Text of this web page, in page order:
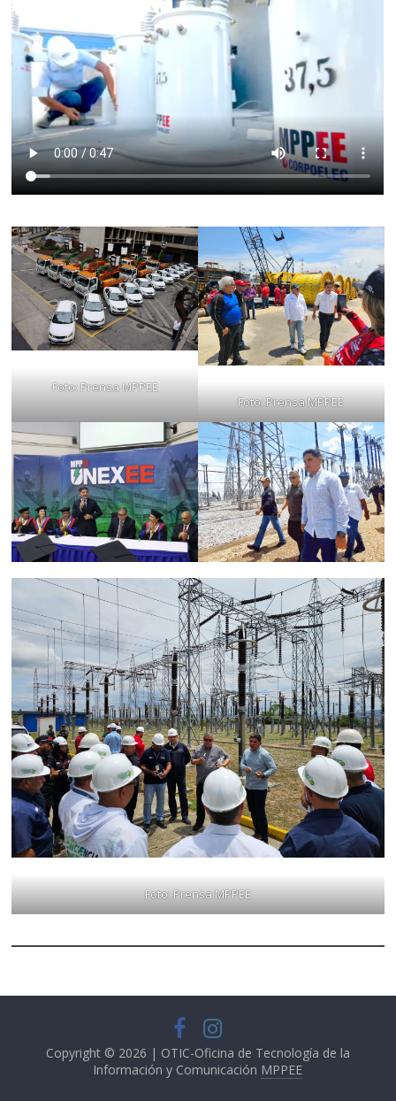
Foto: Prensa MPPEE
Foto: Prensa MPPEE
Foto: Prensa MPPEE
Copyright © 2026 | OTIC-Oficina de Tecnología de la
Información y Comunicación MPPEE